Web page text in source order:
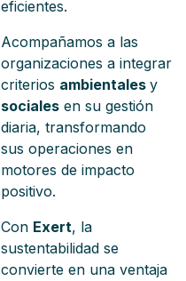
eficientes.
Acompañamos a las
organizaciones a integrar
criterios ambientales y
sociales en su gestión
diaria, transformando
sus operaciones en
motores de impacto
positivo.
Con Exert, la
sustentabilidad se
convierte en una ventaja